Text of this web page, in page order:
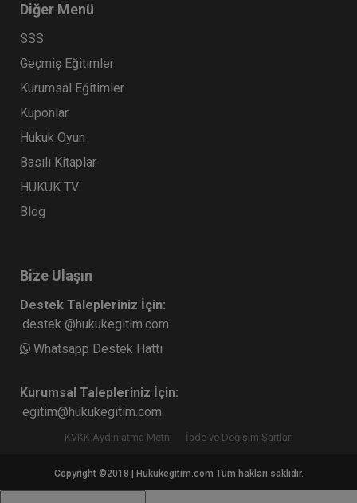
Diğer Menü
SSS
Geçmiş Eğitimler
Kurumsal Eğitimler
Kuponlar
Hukuk Oyun
Basılı Kitaplar
HUKUK TV
Blog
Bize Ulaşın
Destek Talepleriniz İçin:
destek @hukukegitim.com
Whatsapp Destek Hattı
Kurumsal Talepleriniz İçin:
egitim@hukukegitim.com
KVKK Aydınlatma Metni İade ve Değişim Şartları
Copyright ©2018 | Hukukegitim.com Tüm hakları saklıdır.